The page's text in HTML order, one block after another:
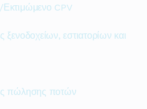
CPV
εστιατορίων και
πώλησης ποτών